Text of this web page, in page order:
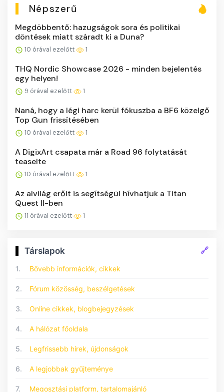
Népszerű
Megdöbbentő: hazugságok sora és politikai
döntések miatt száradt ki a Duna?
10 órával ezelőtt 1
THQ Nordic Showcase 2026 - minden bejelentés
egy helyen!
9 órával ezelőtt 1
Naná, hogy a légi harc kerül fókuszba a BF6 közelgő
Top Gun frissítésében
10 órával ezelőtt 1
A DigixArt csapata már a Road 96 folytatását
teaselte
10 órával ezelőtt 1
Az alvilág erőit is segítségül hívhatjuk a Titan
Quest II-ben
11 órával ezelőtt 1
Társlapok 🔗
1. Bővebb információk, cikkek
2. Fórum közösség, beszélgetések
3. Online cikkek, blogbejegyzések
4. A hálózat főoldala
5. Legfrissebb hírek, újdonságok
6. A legjobbak gyűjteménye
7. Megosztási platform, tartalomajánló